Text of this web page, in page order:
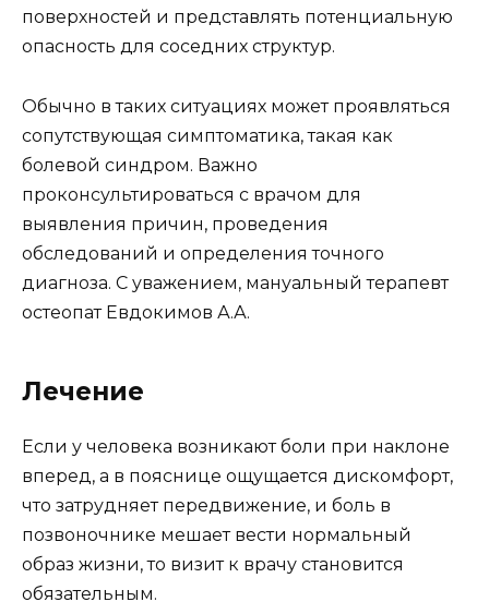
поверхностей и представлять потенциальную
опасность для соседних структур.
Обычно в таких ситуациях может проявляться
сопутствующая симптоматика, такая как
болевой синдром. Важно
проконсультироваться с врачом для
выявления причин, проведения
обследований и определения точного
диагноза. С уважением, мануальный терапевт
остеопат Евдокимов А.А.
Лечение
Если у человека возникают боли при наклоне
вперед, а в пояснице ощущается дискомфорт,
что затрудняет передвижение, и боль в
позвоночнике мешает вести нормальный
образ жизни, то визит к врачу становится
обязательным.